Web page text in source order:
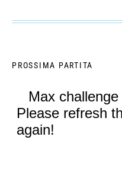
PROSSIMA PARTITA